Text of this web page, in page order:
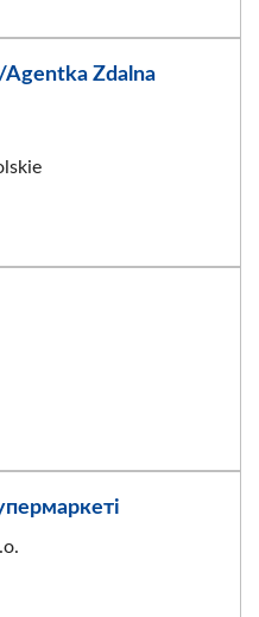
Zdalna